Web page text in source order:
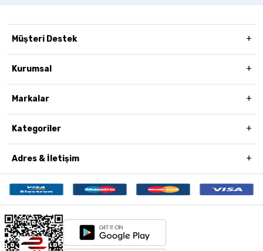
Müşteri Destek
Kurumsal
Markalar
Kategoriler
Adres & İletişim